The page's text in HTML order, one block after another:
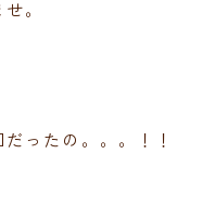
。
ったの。。。！！